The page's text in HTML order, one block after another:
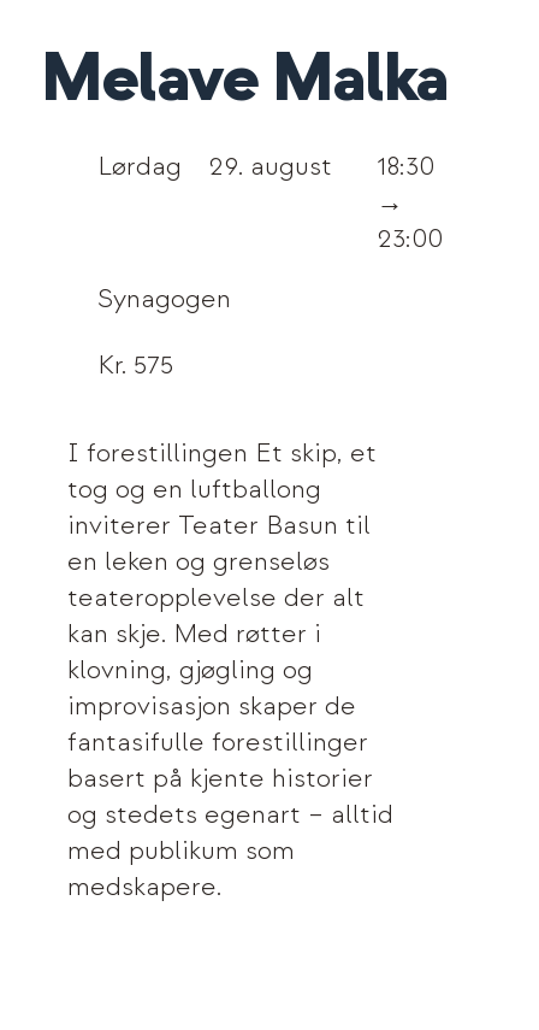
Melave Malka
Lørdag 29. august
18:30
→
23:00
Synagogen
Kr. 575
I forestillingen Et skip, et
tog og en luftballong
inviterer Teater Basun til
en leken og grenseløs
teateropplevelse der alt
kan skje. Med røtter i
klovning, gjøgling og
improvisasjon skaper de
fantasifulle forestillinger
basert på kjente historier
og stedets egenart – alltid
med publikum som
medskapere.